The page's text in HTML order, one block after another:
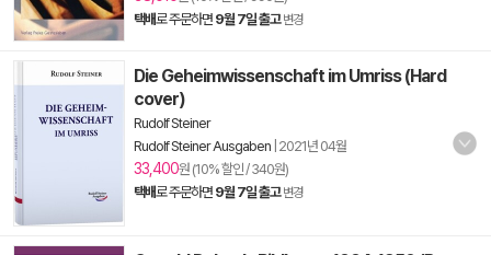
택배로 주문하면 9월 7일 출고 변경
Die Geheimwissenschaft im Umriss (Hard
cover)
Rudolf Steiner
Rudolf Steiner Ausgaben 2021년 04월
33,400원 (10% 할인 / 340원)
택배로 주문하면 9월 7일 출고 변경